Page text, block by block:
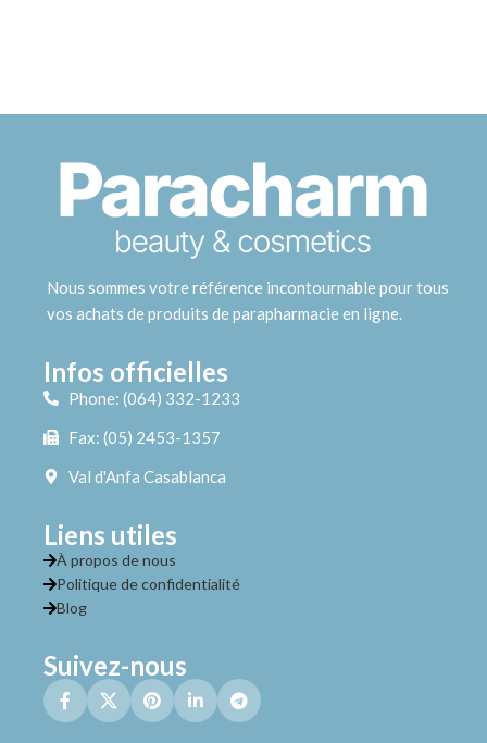
Nous sommes votre référence incontournable pour tous
vos achats de produits de parapharmacie en ligne.
Infos officielles
Phone: (064) 332-1233
Fax: (05) 2453-1357
Val d'Anfa Casablanca
Liens utiles
À propos de nous
Politique de confidentialité
Blog
Suivez-nous